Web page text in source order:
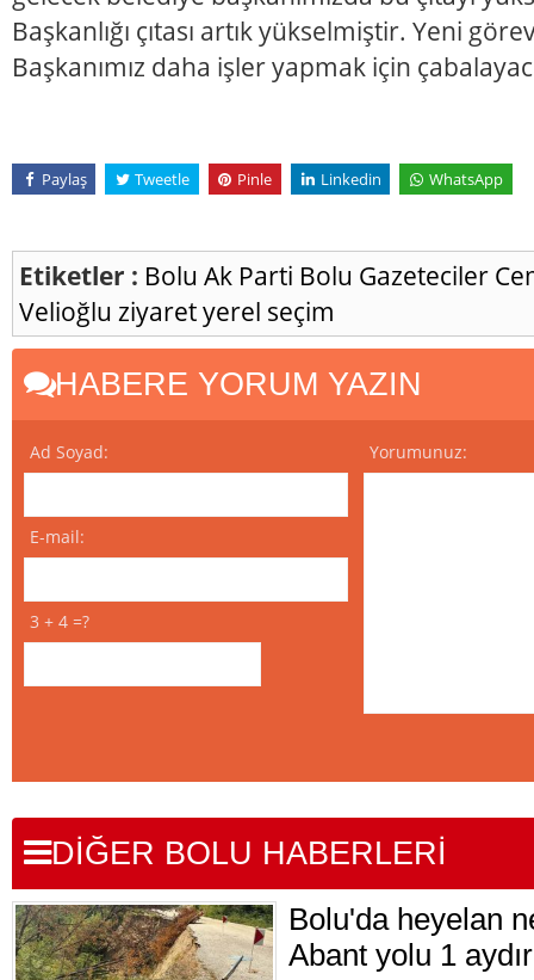
Başkanlığı çıtası artık yükselmiştir. Yeni
Başkanımız daha işler yapmak için
Paylaş Tweetle Pinle Linkedin WhatsApp
Etiketler : Bolu Ak Parti Bolu Gazeteciler
Velioğlu ziyaretyerel seçim
HABERE YORUM YAZIN
Ad Soyad:
E-mail:
3 + 4 =?
Yorumunuz:
DİĞER BOLU HABERLERİ
Bolu'da heyelan
Abant yolu 1